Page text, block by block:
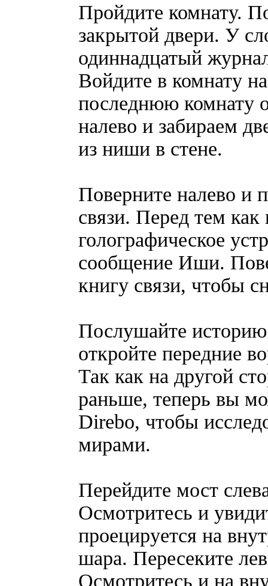
Пройдите комнату.
закрытой двери. У
одиннадцатый
Войдите в комнату
последнюю комнату
налево и забираем
из ниши в стене.
Поверните налево и
связи. Перед тем
голографическое
сообщение Иши.
книгу связи, чтобы
Послушайте
откройте передние
Так как на другой
раньше, теперь вы
Direbo, чтобы
мирами.
Перейдите мост
Осмотритесь и
проецируется на
шара. Пересеките
Осмотритесь и на